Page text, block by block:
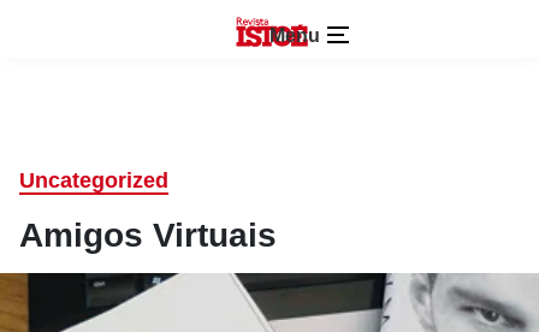
Menu
Uncategorized
Amigos Virtuais